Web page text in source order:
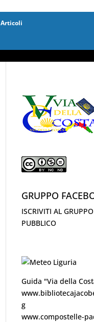
Articoli
GRUPPO
ISCRIVITI AL GRUPPO
PUBBLICO
Guida "Via della
g
www.compostelle-